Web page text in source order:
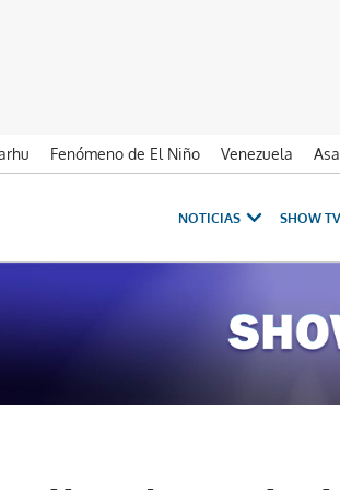
Fenómeno de El Niño Venezuela
NOTICIAS SHOW